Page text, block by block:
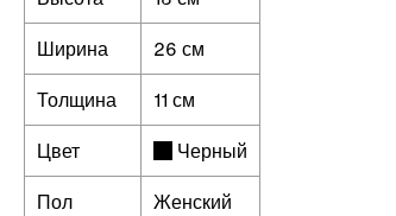
Ширина
26 см
Толщина
11 см
Цвет
Черный
Пол
Женский